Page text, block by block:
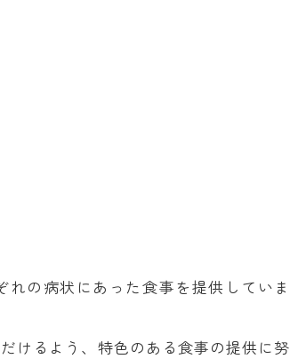
の病状にあった食事を提供していま
けるよう、特色のある食事の提供に努